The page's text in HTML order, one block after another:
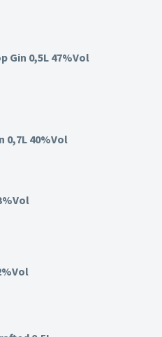
Gin 0,5L 47%Vol
0,7L 40%Vol